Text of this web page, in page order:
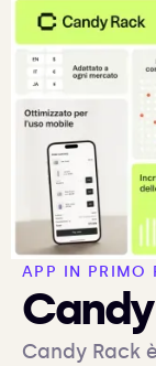
APP IN PRIMO
Candy Rack